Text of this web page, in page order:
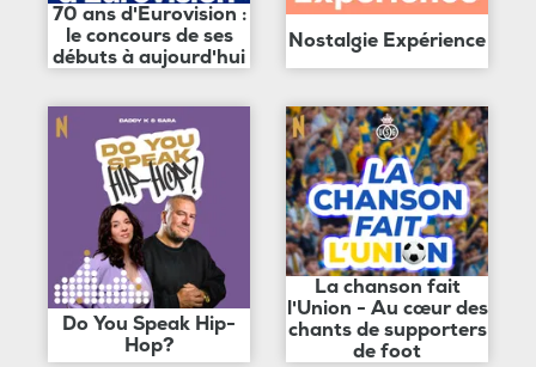
70 ans d'Eurovision :
le concours de ses
débuts à aujourd'hui
Nostalgie Expérience
Do You Speak Hip-
Hop?
La chanson fait
l'Union - Au cœur des
chants de supporters
de foot